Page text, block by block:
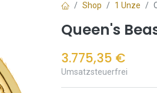
Shop 1 Unze
Queen's
3.775,35 €
Umsatzsteuerfrei